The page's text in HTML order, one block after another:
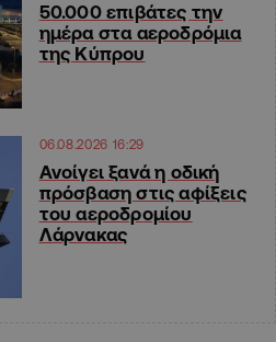
50.000 επιβάτες την
ημέρα στα αεροδρόμια
της Κύπρου
06.08.2026 16:29
Ανοίγει ξανά η οδική
πρόσβαση στις αφίξεις
του αεροδρομίου
Λάρνακας